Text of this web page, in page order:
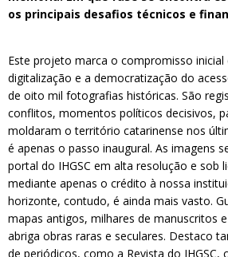
os principais desafios técnicos e
Este projeto marca o compromisso inicial
digitalização e a democratização do
de oito mil fotografias históricas. São
conflitos, momentos políticos decisivos,
moldaram o território catarinense nos
é apenas o passo inaugural. As imagens
portal do IHGSC em alta resolução e sob
mediante apenas o crédito à nossa
horizonte, contudo, é ainda mais vasto.
mapas antigos, milhares de manuscritos
abriga obras raras e seculares. Destaco
de periódicos, como a Revista do IHGSC,